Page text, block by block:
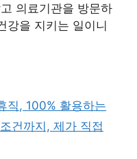
의료기관을 방문하
강을 지키는 일이니
직, 100% 활용하는
건까지, 제가 직접